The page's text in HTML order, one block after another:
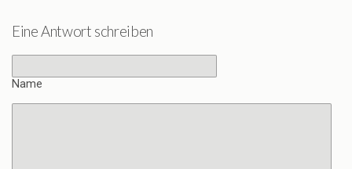
Eine Antwort schreiben
Name